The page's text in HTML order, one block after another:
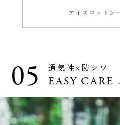
アイスコットン
05 通気性×防シワ
EASY CARE